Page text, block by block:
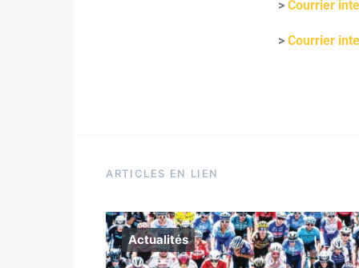
> Courrier
> Courrier
ARTICLES EN LIEN
Actualités